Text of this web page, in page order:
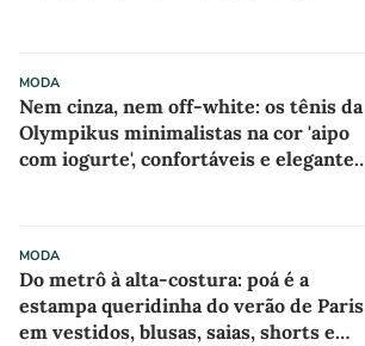
MODA
Nem cinza, nem off-white: os tênis da
Olympikus minimalistas na cor 'aipo
com iogurte', confortáveis e elegantes
todo com saias ou calças largas
MODA
Do metrô à alta-costura: poá é a
estampa queridinha do verão de Paris
em vestidos, blusas, saias, shorts e